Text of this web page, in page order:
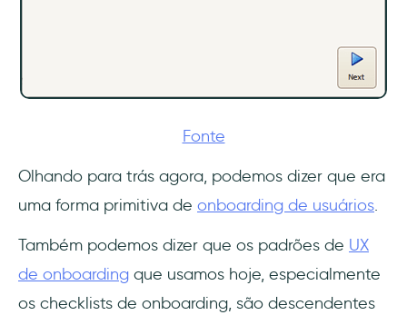
Fonte
Olhando para trás agora, podemos dizer que era
uma forma primitiva de onboarding de usuários.
Também podemos dizer que os padrões de UX
de onboarding que usamos hoje, especialmente
os checklists de onboarding, são descendentes